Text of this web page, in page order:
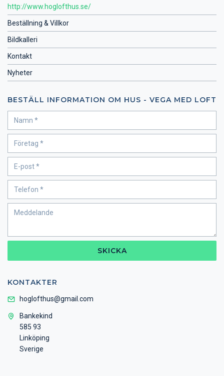
http://www.hoglofthus.se/
Beställning & Villkor
Bildkalleri
Kontakt
Nyheter
BESTÄLL INFORMATION OM HUS - VEGA MED LOFT
SKICKA
KONTAKTER
hoglofthus@gmail.com
Bankekind
585 93
Linköping
Sverige